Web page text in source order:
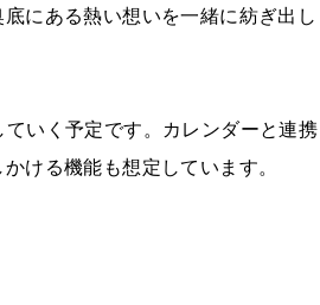
にある熱い想いを一緒に紡ぎ出し
いく予定です。カレンダーと連携
ける機能も想定しています。